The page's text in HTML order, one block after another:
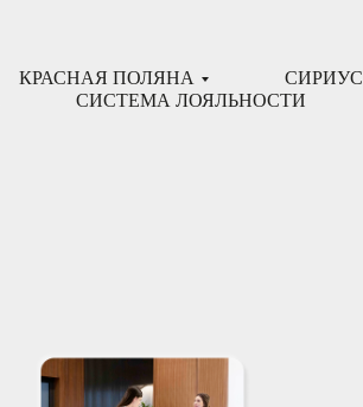
КРАСНАЯ ПОЛЯНА СИРИУС
СИСТЕМА ЛОЯЛЬНОСТИ